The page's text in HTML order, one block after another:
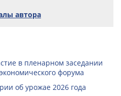
автора
в пленарном заседании
форума
об урожае 2026 года